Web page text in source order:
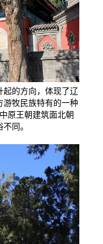
的方向，体现了辽
游牧民族特有的一种
原王朝建筑面北朝
同。